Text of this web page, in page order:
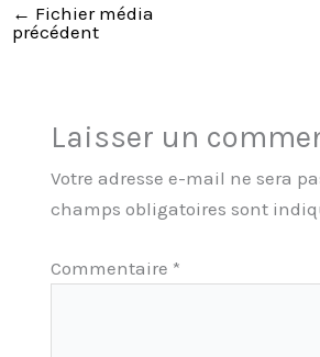
← Fichier média
précédent
Laisser un
Votre adresse e-mail ne sera
champs obligatoires sont
Commentaire *